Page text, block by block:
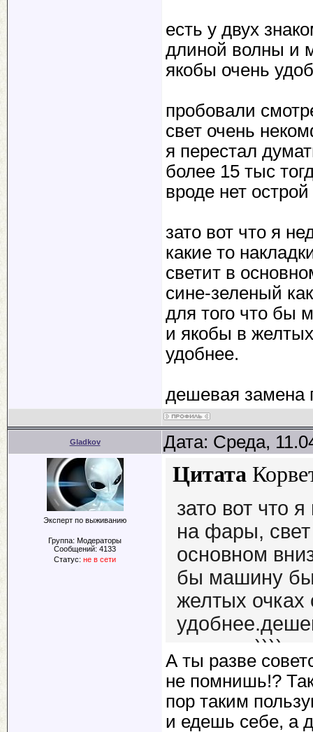
есть у двух
длиной волны и
якобы очень
пробовали
свет очень
я перестал
более 15 тыс
вроде нет
зато вот что я
какие то
светит в
сине-зеленый
для того что бы
и якобы в
удобнее.
дешевая замена
Gladkov Дата: Среда,
Эксперт по выживанию
Группа: Модераторы
Сообщений: 4133
Статус: не в сети
Цитата
зато вот что
на фары, свет
основном
бы машину
желтых очках
видения))))
А ты разве
не помнишь!?
пор таким
и едешь себе, а